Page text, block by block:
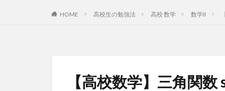
HOME 高校生の勉強法 高校 数学 数学II
【高校数学】三角関